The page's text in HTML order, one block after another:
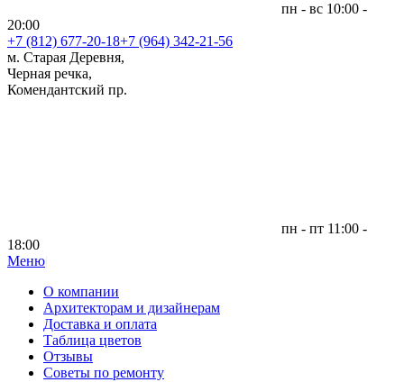
пн - вс 10:00 -
20:00
+7 (812) 677-20-18+7 (964) 342-21-56
м. Старая Деревня,
Черная речка,
Комендантский пр.
пн - пт 11:00 -
18:00
Меню|
О компании
Архитекторам и дизайнерам
Доставка и оплата
Таблица цветов
Отзывы
Советы по ремонту